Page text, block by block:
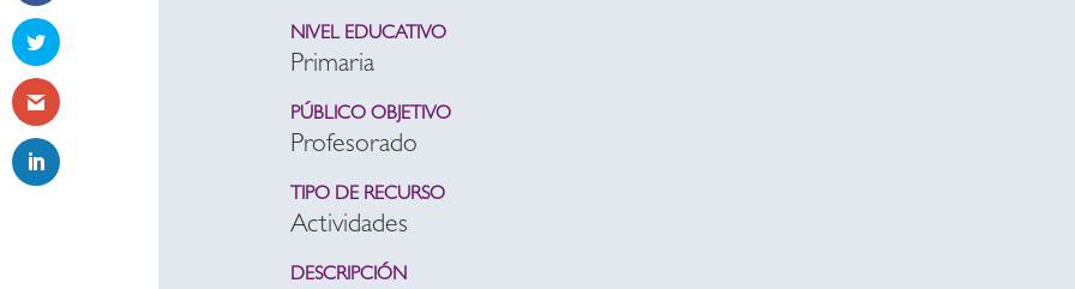
NIVEL EDUCATIVO
Primaria
PÚBLICO OBJETIVO
Profesorado
TIPO DE RECURSO
Actividades
DESCRIPCIÓN